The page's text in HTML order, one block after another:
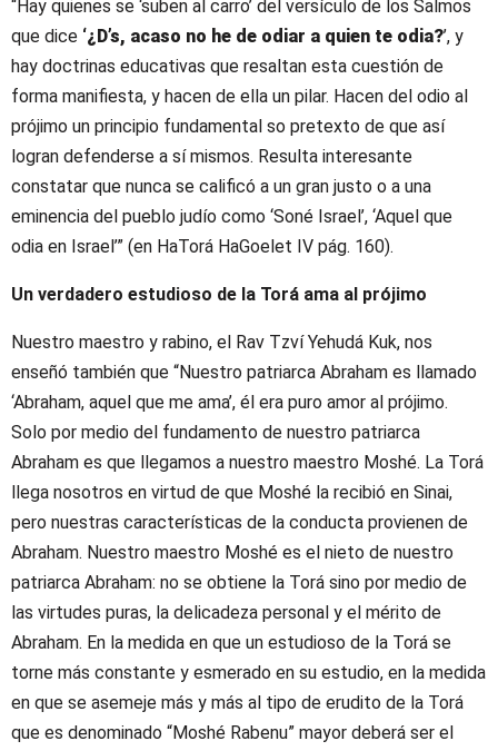
“Hay quienes se ‘suben al carro’ del versículo de los Salmos
que dice ‘¿D’s, acaso no he de odiar a quien te odia?’, y
hay doctrinas educativas que resaltan esta cuestión de
forma manifiesta, y hacen de ella un pilar. Hacen del odio al
prójimo un principio fundamental so pretexto de que así
logran defenderse a sí mismos. Resulta interesante
constatar que nunca se calificó a un gran justo o a una
eminencia del pueblo judío como ‘Soné Israel’, ‘Aquel que
odia en Israel’” (en HaTorá HaGoelet IV pág. 160).
Un verdadero estudioso de la Torá ama al prójimo
Nuestro maestro y rabino, el Rav Tzví Yehudá Kuk, nos
enseñó también que “Nuestro patriarca Abraham es llamado
‘Abraham, aquel que me ama’, él era puro amor al prójimo.
Solo por medio del fundamento de nuestro patriarca
Abraham es que llegamos a nuestro maestro Moshé. La Torá
llega nosotros en virtud de que Moshé la recibió en Sinai,
pero nuestras características de la conducta provienen de
Abraham. Nuestro maestro Moshé es el nieto de nuestro
patriarca Abraham: no se obtiene la Torá sino por medio de
las virtudes puras, la delicadeza personal y el mérito de
Abraham. En la medida en que un estudioso de la Torá se
torne más constante y esmerado en su estudio, en la medida
en que se asemeje más y más al tipo de erudito de la Torá
que es denominado “Moshé Rabenu” mayor deberá ser el